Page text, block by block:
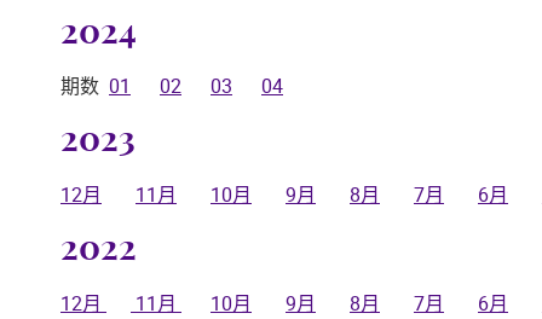
2024
期数 01 02 03 04
2023
12月 11月 10月 9月 8月 7月 6月
2022
12月 11月 10月 9月 8月 7月 6月